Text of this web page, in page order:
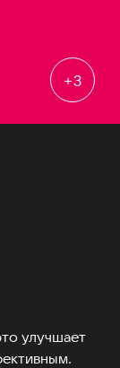
улучшает
+3